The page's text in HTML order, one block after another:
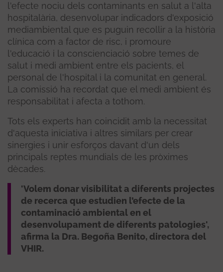
l'efecte nociu dels contaminants en salut a l'alta
hospitalària, desenvolupar indicadors d'exposició
mediambiental que es puguin recollir a la història
clínica com a factor de risc, i promoure
l'educació i la conscienciació sobre temes de
salut i medi ambient entre els pacients, el
personal de l'hospital i la comunitat en general.
La comissió ha recordat que el medi ambient és
responsabilitat i afecta a tothom.
Tots els experts han coincidit amb la necessitat
d'aquesta iniciativa i altres similars per crear
sinergies i unir esforços davant d'un dels
principals reptes mundials de les pròximes
dècades.
'Volem donar visibilitat a diferents projectes
de recerca que estudien l’efecte de la
contaminació ambiental en el
desenvolupament de diferents patologies',
afirma la Dra. Begoña Benito, directora del
VHIR.